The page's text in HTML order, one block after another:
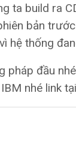
ta build ra
bản
hệ thống
đầu
nhé link